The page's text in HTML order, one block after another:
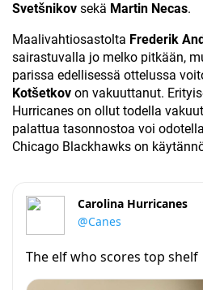
Svetšnikov sekä Martin Necas.
Maalivahtiosastolta Frederik
sairastuvalla jo melko pitkään,
parissa edellisessä ottelussa
Kotšetkov on vakuuttanut.
Hurricanes on ollut todella
palattua tasonnostoa voi
Chicago Blackhawks on
Carolina Hurricanes
@Canes
The elf who scores top shelf